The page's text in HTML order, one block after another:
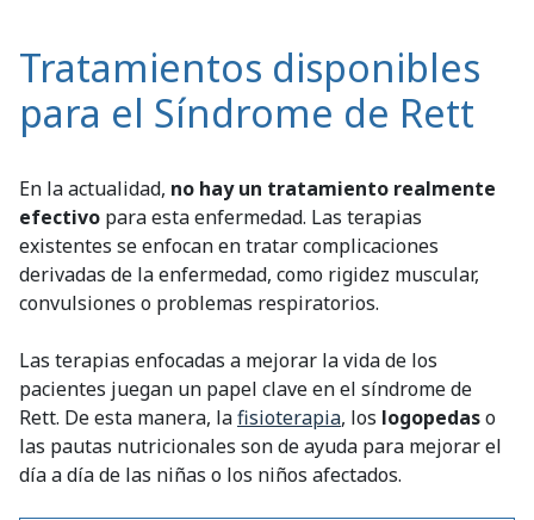
Tratamientos disponibles
para el Síndrome de Rett
En la actualidad, no hay un tratamiento realmente
efectivo para esta enfermedad. Las terapias
existentes se enfocan en tratar complicaciones
derivadas de la enfermedad, como rigidez muscular,
convulsiones o problemas respiratorios.
Las terapias enfocadas a mejorar la vida de los
pacientes juegan un papel clave en el síndrome de
Rett. De esta manera, lafisioterapia, los logopedaso
las pautas nutricionales son de ayuda para mejorar el
día a día de las niñas o los niños afectados.